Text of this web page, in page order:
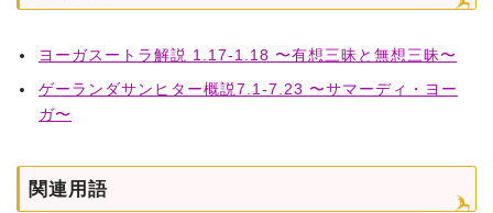
ヨーガスートラ解説 1.17-1.18 〜有想三昧と無想三昧〜
ゲーランダサンヒター概説7.1-7.23 〜サマーディ・ヨー
ガ〜
関連用語